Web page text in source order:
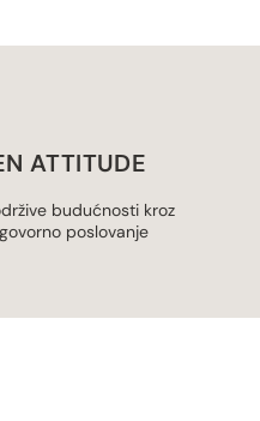
ATTITUDE
budućnosti kroz
poslovanje